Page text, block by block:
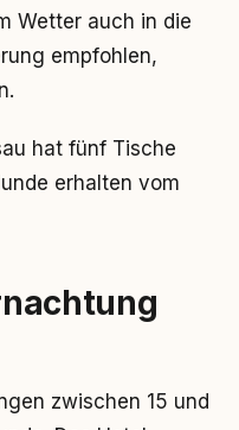
Wetter auch in die
empfohlen,
hat fünf Tische
erhalten vom
zwischen 15 und